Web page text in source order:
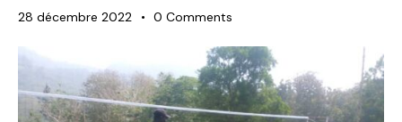
28 décembre 2022 0 Comments